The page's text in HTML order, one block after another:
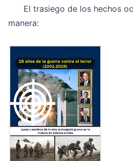
El trasiego de los hechos
manera: